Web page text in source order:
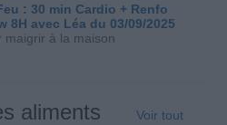
: 30 min Cardio + Renfo
8H avec Léa du 03/09/2025
maigrir à la maison
aliments Voir tout